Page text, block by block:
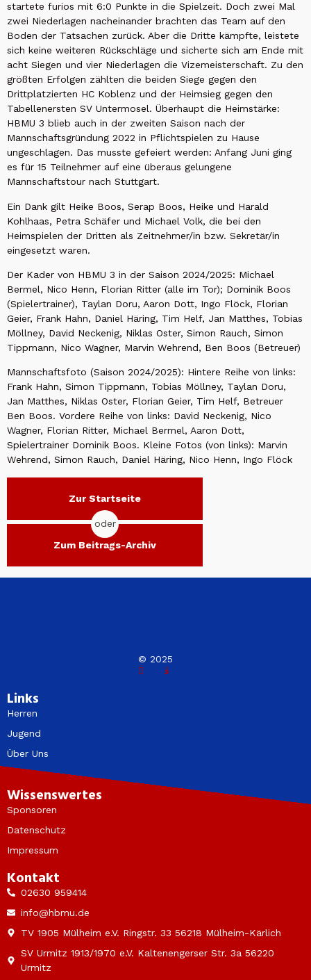
startete furios mit 6:0 Punkte in die Spielzeit. Doch zwei Mal
zwei Niederlagen nacheinander brachten das Team auf den
Boden der Tatsachen zurück. Aber die Dritte kämpfte, leistete
sich keine weiteren Rückschläge und sicherte sich am Ende mit
acht Siegen und vier Niederlagen die Vizemeisterschaft. Zu den
größten Erfolgen zählten die beiden Siege gegen den
Drittplatzierten HC Koblenz und der Heimsieg gegen den
Tabellenersten SV Untermosel. Überhaupt die Heimstärke:
HBMU 3 blieb auch in der zweiten Saison nach der
Mannschaftsgründung 2022 in Pflichtspielen zu Hause
ungeschlagen. Das musste gefeiert werden: Anfang Juni ging
es für 15 Teilnehmer auf eine überaus gelungene
Mannschaftstour nach Stuttgart.
Ein Dank gilt Heike Boos, Serap Boos, Heike und Harald
Kohlhaas, Petra Schäfer und Michael Volk, die bei den
Heimspielen der Dritten als Zeitnehmer/in bzw. Sekretär/in
eingesetzt waren.
Der Kader von HBMU 3 in der Saison 2024/2025: Michael
Bermel, Nico Henn, Florian Ritter (alle im Tor); Dominik Boos
(Spielertrainer), Taylan Doru, Aaron Dott, Ingo Flöck, Florian
Geier, Frank Hahn, Daniel Häring, Tim Helf, Jan Matthes, Tobias
Möllney, David Neckenig, Niklas Oster, Simon Rauch, Simon
Tippmann, Nico Wagner, Marvin Wehrend, Ben Boos (Betreuer)
Mannschaftsfoto (Saison 2024/2025): Hintere Reihe von links:
Frank Hahn, Simon Tippmann, Tobias Möllney, Taylan Doru,
Jan Matthes, Niklas Oster, Florian Geier, Tim Helf, Betreuer
Ben Boos. Vordere Reihe von links: David Neckenig, Nico
Wagner, Florian Ritter, Michael Bermel, Aaron Dott,
Spielertrainer Dominik Boos. Kleine Fotos (von links): Marvin
Wehrend, Simon Rauch, Daniel Häring, Nico Henn, Ingo Flöck
Zur Startseite
oder
Zum Beitrags-Archiv
© 2025
Links
Herren
Jugend
Über Uns
Wissenswertes
Sponsoren
Datenschutz
Impressum
Kontakt
02630 959414
info@hbmu.de
TV 1905 Mülheim e.V. Ringstr. 33 56218 Mülheim-Kärlich
SV Urmitz 1913/1970 e.V. Kaltenengerser Str. 3a 56220
Urmitz